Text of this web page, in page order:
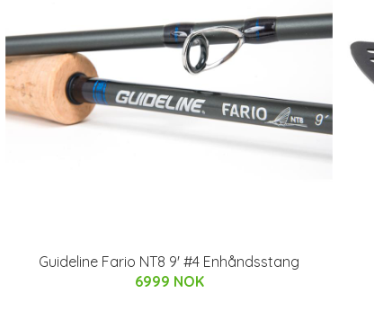
Guideline Fario NT8 9' #4 Enhåndsstang
6999 NOK